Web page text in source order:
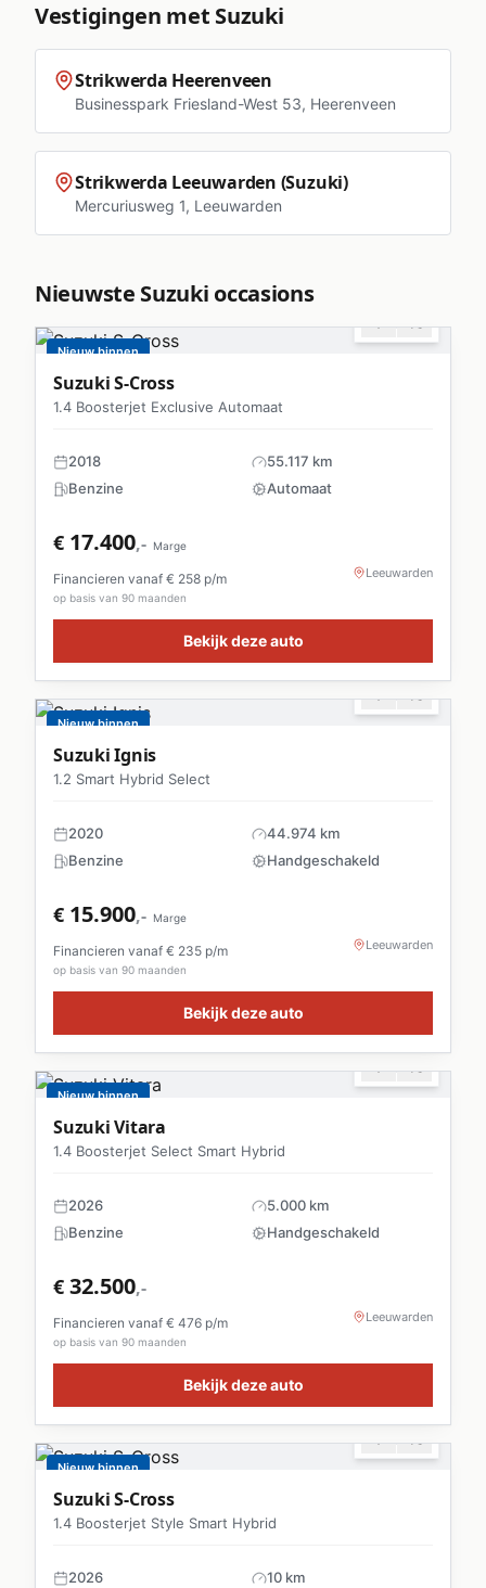
Vestigingen met Suzuki
Strikwerda Heerenveen
Businesspark Friesland-West 53, Heerenveen
Strikwerda Leeuwarden (Suzuki)
Mercuriusweg 1, Leeuwarden
Nieuwste Suzuki occasions
Nieuw binnen
SuzukiS-Cross
1.4 Boosterjet Exclusive Automaat
2018
55.117 km
Benzine
Automaat
€ 17.400,- Marge
Financieren vanaf € 258 p/m
op basis van 90 maanden
Leeuwarden
Bekijk deze auto
Nieuw binnen
SuzukiIgnis
1.2 Smart Hybrid Select
2020
44.974 km
Benzine
Handgeschakeld
€ 15.900,- Marge
Financieren vanaf € 235 p/m
op basis van 90 maanden
Leeuwarden
Bekijk deze auto
Nieuw binnen
SuzukiVitara
1.4 Boosterjet Select Smart Hybrid
2026
5.000 km
Benzine
Handgeschakeld
€ 32.500,-
Financieren vanaf € 476 p/m
op basis van 90 maanden
Leeuwarden
Bekijk deze auto
Nieuw binnen
SuzukiS-Cross
1.4 Boosterjet Style Smart Hybrid
2026
10 km